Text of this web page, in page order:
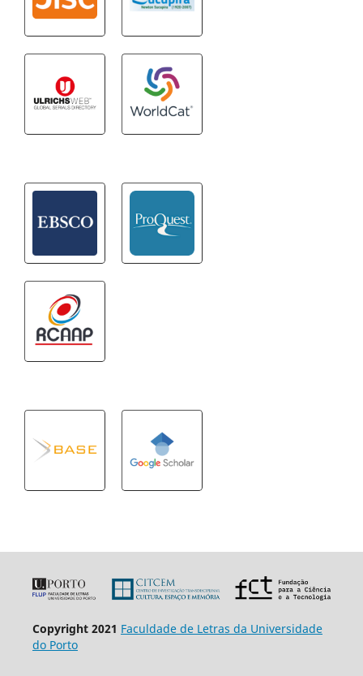
Copyright 2021 Faculdade de Letras da Universidade
do Porto